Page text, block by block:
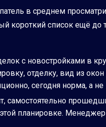
в среднем
короткий список ещё до
с новостройками в
отделку, вид из
сегодня норма, а
самостоятельно
планировке.